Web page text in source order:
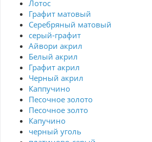
Лотос
Графит матовый
Серебряный матовый
серый-графит
Айвори акрил
Белый акрил
Графит акрил
Черный акрил
Каппучино
Песочное золото
Песочное золто
Капучино
черный уголь